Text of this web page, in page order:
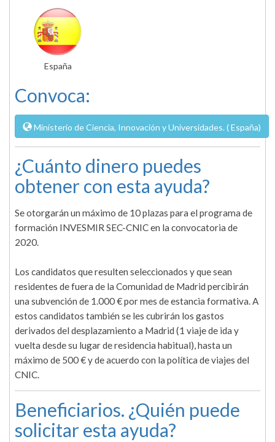
España
Convoca:
Ministerio de Ciencia, Innovación y Universidades. ( España)
¿Cuánto dinero puedes
obtener con esta ayuda?
Se otorgarán un máximo de 10 plazas para el programa de
formación INVESMIR SEC-CNIC en la convocatoria de
2020.
Los candidatos que resulten seleccionados y que sean
residentes de fuera de la Comunidad de Madrid percibirán
una subvención de 1.000 € por mes de estancia formativa. A
estos candidatos también se les cubrirán los gastos
derivados del desplazamiento a Madrid (1 viaje de ida y
vuelta desde su lugar de residencia habitual), hasta un
máximo de 500 € y de acuerdo con la política de viajes del
CNIC.
Beneficiarios. ¿Quién puede
solicitar esta ayuda?